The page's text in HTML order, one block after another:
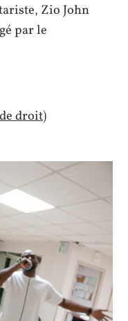
Zio John
par le
droit)